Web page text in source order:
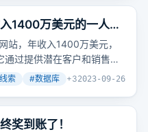
1400万美元的一人公
站，年收入1400万美元，
通过提供潜在客户和销售线
户找到能赚钱的网站，从而
索 #数据库 +32023-09-26
奖到账了！